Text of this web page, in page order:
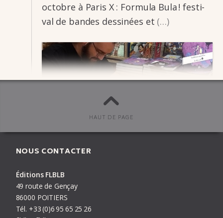
octobre à Paris X : Formula Bula ! festi­­
val de bandes dessi­­nées et (…)
Agendapublié le
T.,Robin Cousin
HAUT DE PAGE
NOUS CONTACTER
Éditions FLBLB
49 route de Gençay
86000 POITIERS
Tél. +33(0)695 65 25 26